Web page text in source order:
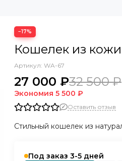
−17%
Кошелек из
Артикул: WA-67
27 000 ₽32 500 ₽
Экономия 5 500 ₽
Оставить отзыв
Стильный кошелек из
Под заказ 3-5 дней